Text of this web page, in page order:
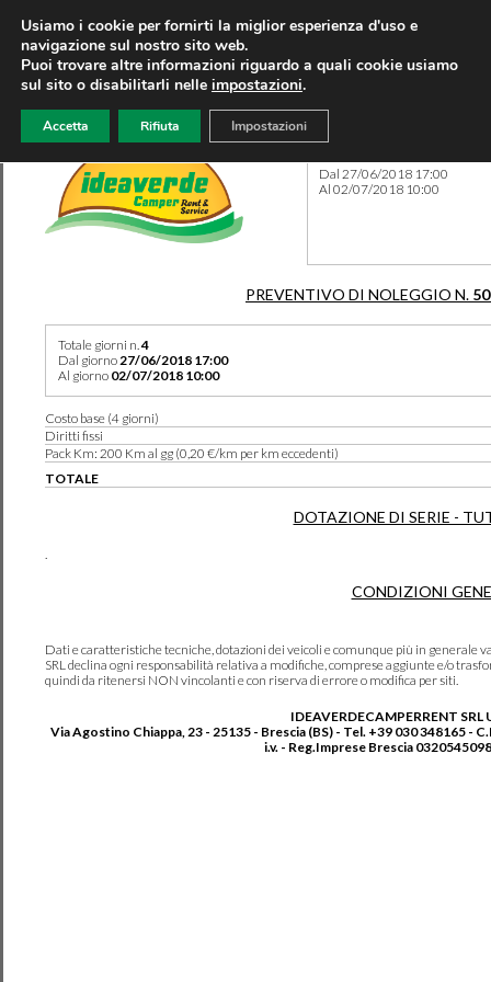
Dal 27/06/2018 17:00
Al 02/07/2018 10:00
PREVENTIVO DI NOLEGGIO N.
Totale giorni n.4
Dal giorno27/06/2018 17:00
Al giorno 02/07/2018 10:00
Costo base (4 giorni)
Diritti fissi
Pack Km: 200 Km al gg (0,20 €/km per km eccedenti)
TOTALE
DOTAZIONE DI SERIE -
.
CONDIZIONI
Dati e caratteristiche tecniche, dotazioni dei veicoli e comunque più in generale
SRL declina ogni responsabilità relativa a modifiche, comprese aggiunte e/o
quindi da ritenersi NON vincolanti e con riserva di errore o modifica per siti.
IDEAVERDECAMPERRENT SRL
Via Agostino Chiappa, 23 - 25135 - Brescia (BS) - Tel. +39 030 348165 -
i.v. - Reg.Imprese Brescia
Usiamo i cookie per fornirti la miglior esperienza d'uso e
navigazione sul nostro sito web.
Puoi trovare altre informazioni riguardo a quali cookie usiamo
sul sito o disabilitarli nelle impostazioni.
Accetta Rifiuta Impostazioni